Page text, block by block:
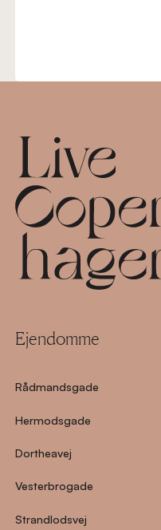
Ejendomme
Rådmandsgade
Hermodsgade
Dortheavej
Vesterbrogade
Strandlodsvej